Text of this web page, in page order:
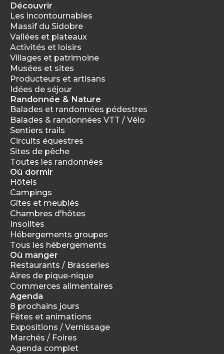
Découvrir
Les incontournables
Massif du Sidobre
Vallées et plateaux
Activités et loisirs
Villages et patrimoine
Musées et sites
Producteurs et artisans
Idées de séjour
Randonnée & Nature
Balades et randonnées pédestres
Balades & randonnées VTT / Vélo
Sentiers trails
Circuits équestres
Sites de pêche
Toutes les randonnées
Où dormir
Hôtels
Campings
Gîtes et meublés
Chambres d'hôtes
Insolites
Hébergements groupes
Tous les hébergements
Où manger
Restaurants / Brasseries
Aires de pique-nique
Commerces alimentaires
Agenda
8 prochains jours
Fêtes et animations
Expositions / Vernissage
Marchés / Foires
Agenda complet